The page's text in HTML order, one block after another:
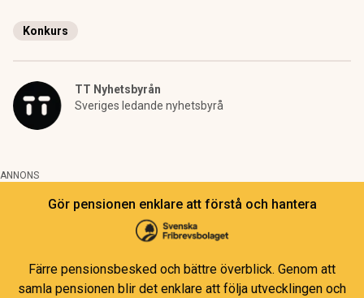
Konkurs
TT Nyhetsbyrån
Sveriges ledande nyhetsbyrå
ANNONS
Gör pensionen enklare att förstå och hantera
Färre pensionsbesked och bättre överblick. Genom att
samla pensionen blir det enklare att följa utvecklingen och